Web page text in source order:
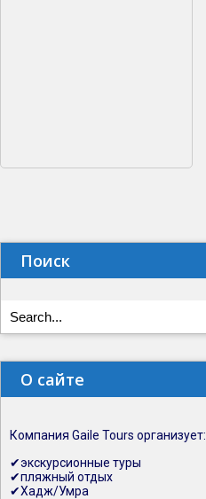
Поиск
О сайте
Компания Gaile Tours организует:
✔экскурсионные туры
✔пляжный отдых
✔Хадж/Умра